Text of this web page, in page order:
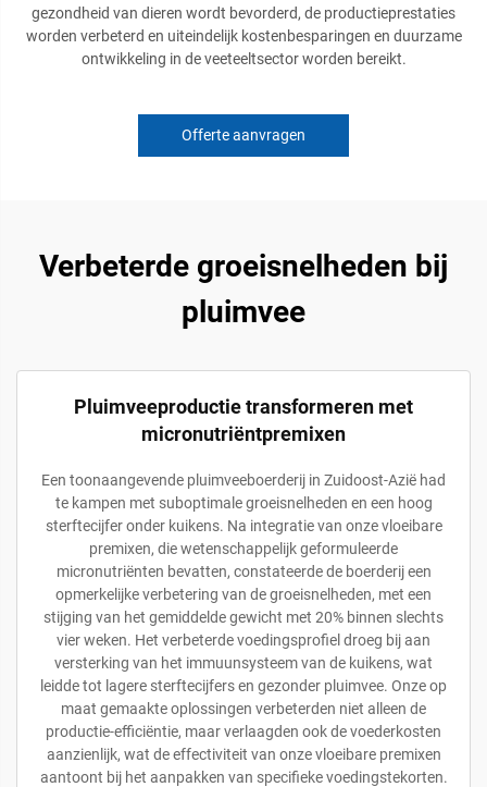
gezondheid van dieren wordt bevorderd, de productieprestaties
worden verbeterd en uiteindelijk kostenbesparingen en duurzame
ontwikkeling in de veeteeltsector worden bereikt.
Offerte aanvragen
Verbeterde groeisnelheden bij
pluimvee
Pluimveeproductie transformeren met
micronutriëntpremixen
Een toonaangevende pluimveeboerderij in Zuidoost-Azië had
te kampen met suboptimale groeisnelheden en een hoog
sterftecijfer onder kuikens. Na integratie van onze vloeibare
premixen, die wetenschappelijk geformuleerde
micronutriënten bevatten, constateerde de boerderij een
opmerkelijke verbetering van de groeisnelheden, met een
stijging van het gemiddelde gewicht met 20% binnen slechts
vier weken. Het verbeterde voedingsprofiel droeg bij aan
versterking van het immuunsysteem van de kuikens, wat
leidde tot lagere sterftecijfers en gezonder pluimvee. Onze op
maat gemaakte oplossingen verbeterden niet alleen de
productie-efficiëntie, maar verlaagden ook de voederkosten
aanzienlijk, wat de effectiviteit van onze vloeibare premixen
aantoont bij het aanpakken van specifieke voedingstekorten.